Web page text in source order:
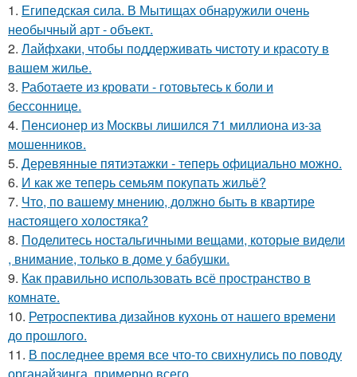
1. Египедская сила. В Мытищах обнаружили очень
необычный арт - объект.
2. Лайфхаки, чтобы поддерживать чистоту и красоту в
вашем жилье.
3. Работаете из кровати - готовьтесь к боли и
бессоннице.
4. Пенсионер из Москвы лишился 71 миллиона из-за
мошенников.
5. Деревянные пятиэтажки - теперь официально можно.
6. И как же теперь семьям покупать жильё?
7. Что, по вашему мнению, должно быть в квартире
настоящего холостяка?
8. Поделитесь ностальгичными вещами, которые видели
, внимание, только в доме у бабушки.
9. Как правильно использовать всё пространство в
комнате.
10. Ретроспектива дизайнов кухонь от нашего времени
до прошлого.
11. В последнее время все что-то свихнулись по поводу